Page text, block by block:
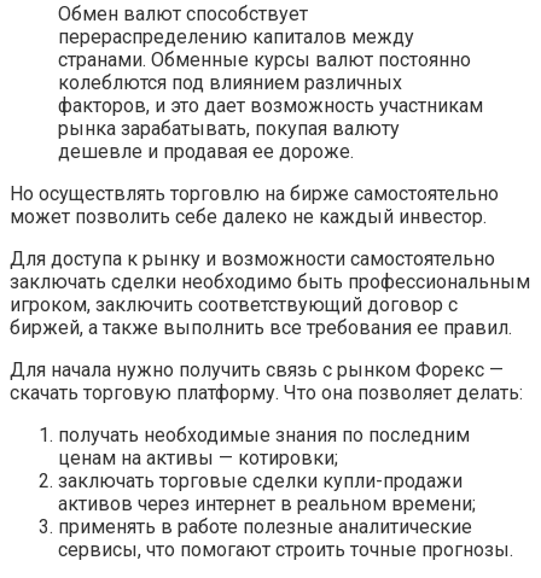
Обмен валют способствует
перераспределению капиталов между
странами. Обменные курсы валют постоянно
колеблются под влиянием различных
факторов, и это дает возможность участникам
рынка зарабатывать, покупая валюту
дешевле и продавая ее дороже.
Но осуществлять торговлю на бирже самостоятельно
может позволить себе далеко не каждый инвестор.
Для доступа к рынку и возможности самостоятельно
заключать сделки необходимо быть профессиональным
игроком, заключить соответствующий договор с
биржей, а также выполнить все требования ее правил.
Для начала нужно получить связь с рынком Форекс —
скачать торговую платформу. Что она позволяет делать:
получать необходимые знания по последним
ценам на активы — котировки;
заключать торговые сделки купли-продажи
активов через интернет в реальном времени;
применять в работе полезные аналитические
сервисы, что помогают строить точные прогнозы.